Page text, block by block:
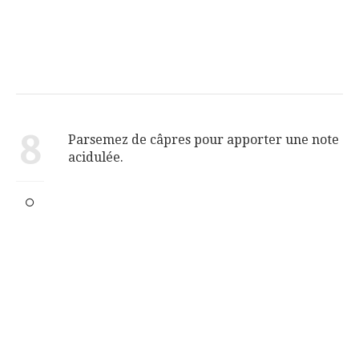
8
Parsemez de câpres pour apporter une note
acidulée.